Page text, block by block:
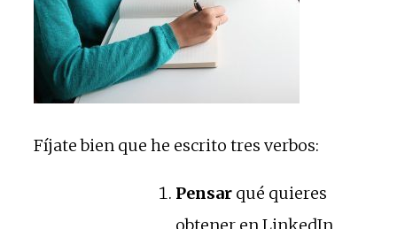
Fíjate bien que he escrito tres verbos:
Pensar qué quieres
obtener en LinkedIn